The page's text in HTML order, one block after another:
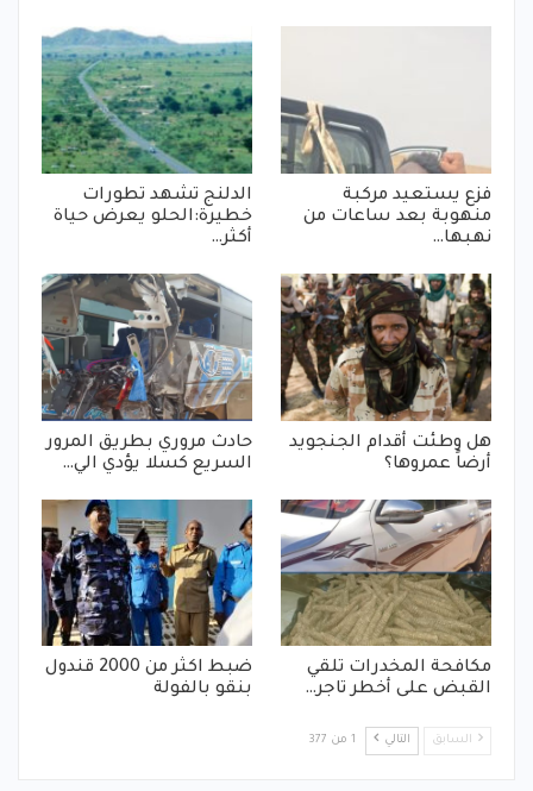
فزع يستعيد مركبة
منهوبة بعد ساعات من
نهبها…
الدلنج تشهد تطورات
خطيرة:الحلو يعرض حياة
أكثر…
هل وطئت أقدام الجنجويد
أرضاً عمروها؟
حادث مروري بطريق المرور
السريع كسلا يؤدي الي…
مكافحة المخدرات تلقي
القبض على أخطر تاجر…
ضبط اكثر من 2000 قندول
بنقو بالفولة
السابق التالي 1 من 377